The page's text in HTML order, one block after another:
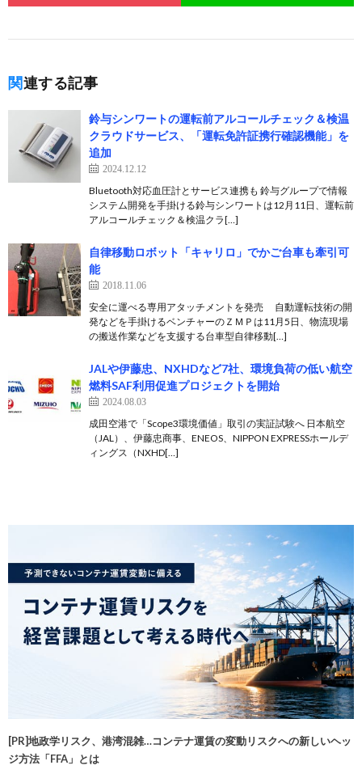
関連する記事
鈴与シンワートの運転前アルコールチェック＆検温
クラウドサービス、「運転免許証携行確認機能」を
追加
2024.12.12
Bluetooth対応血圧計とサービス連携も 鈴与グループで情報
システム開発を手掛ける鈴与シンワートは12月11日、運転前
アルコールチェック＆検温クラ[…]
自律移動ロボット「キャリロ」でかご台車も牽引可
能
2018.11.06
安全に運べる専用アタッチメントを発売 自動運転技術の開
発などを手掛けるベンチャーのＺＭＰは11月5日、物流現場
の搬送作業などを支援する台車型自律移動[…]
JALや伊藤忠、NXHDなど7社、環境負荷の低い航空
燃料SAF利用促進プロジェクトを開始
2024.08.03
成田空港で「Scope3環境価値」取引の実証試験へ 日本航空
（JAL）、伊藤忠商事、ENEOS、NIPPON EXPRESSホールデ
ィングス（NXHD[…]
[PR]地政学リスク、港湾混雑…コンテナ運賃の変動リスクへの新しいヘッ
ジ方法「FFA」とは